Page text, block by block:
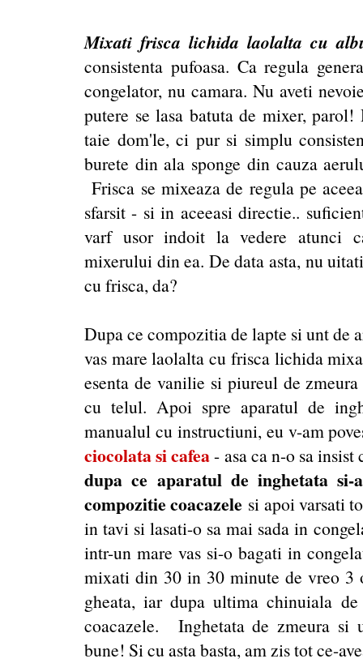
Mixati frisca lichida laolalta cu
consistenta pufoasa. Ca regula
congelator, nu camara. Nu aveti
putere se lasa batuta de mixer,
taie dom'le, ci pur si simplu
burete din ala sponge din cauza
Frisca se mixeaza de regula pe
sfarsit - si in aceeasi directie..
varf usor indoit la vedere atunci
mixerului din ea. De data asta, nu
cu frisca, da?
Dupa ce compozitia de lapte si unt de
vas mare laolalta cu frisca lichida
esenta de vanilie si piureul de
cu telul. Apoi spre aparatul de
manualul cu instructiuni, eu v-am
ciocolata si cafea- asa ca n-o sa insist
dupa ce aparatul de inghetata
compozitie coacazele si apoi varsati
in tavi si lasati-o sa mai sada in
intr-un mare vas si-o bagati in
mixati din 30 in 30 minute de vreo 3
gheata, iar dupa ultima chinuiala
coacazele. Inghetata de zmeura si
bune! Si cu asta basta, am zis tot ce-